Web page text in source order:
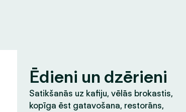
Ēdieni un dzērieni
Satikšanās uz kafiju, vēlās brokastis,
kopīga ēst gatavošana, restorāns,